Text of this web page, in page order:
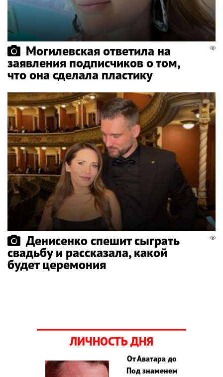
Могилевская ответила на
заявления подписчиков о том,
что она сделала пластику
Денисенко спешит сыграть
свадьбу и рассказала, какой
будет церемония
ЛИЧНОСТЬ ДНЯ
От Аватара до
Под знаменем